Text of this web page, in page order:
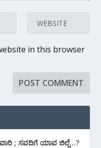
in this browser
; ಸವದಿಗೆ ಯಾವ ಜಿಲ್ಲೆ…?